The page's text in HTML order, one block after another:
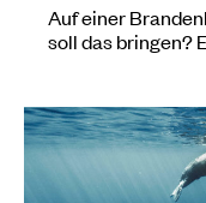
Auf einer
soll das bringen?